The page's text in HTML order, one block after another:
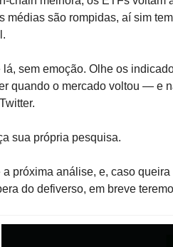
médias são rompidas, aí sim
lá, sem emoção. Olhe os
quando o mercado voltou — e
sua própria pesquisa.
a próxima análise, e, caso
do defiverso, em breve